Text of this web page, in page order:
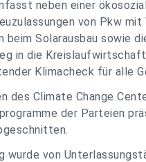
neben einer
von Pkw
beim Solarausbau sowie
in die
Klimacheck für alle
des Climate Change
der Parteien
wurde von